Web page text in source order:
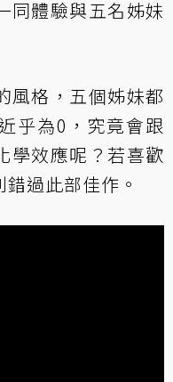
同體驗與五名姊妹
風格，五個姊妹都
乎為0，究竟會跟
學效應呢？若喜歡
過此部佳作。